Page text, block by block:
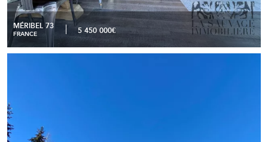
MÉRIBEL 73
FRANCE 5 450 000€